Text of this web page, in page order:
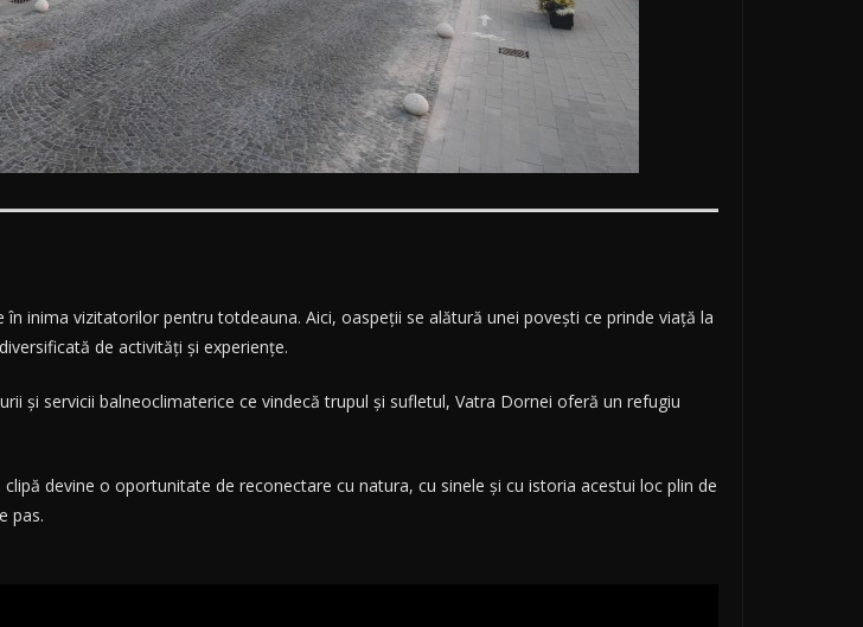
în inima vizitatorilor pentru totdeauna. Aici, oaspeții se alătură unei povești ce prinde viață la
de activități și experiențe.
și servicii balneoclimaterice ce vindecă trupul și sufletul, Vatra Dornei oferă un refugiu
devine o oportunitate de reconectare cu natura, cu sinele și cu istoria acestui loc plin de
pas.